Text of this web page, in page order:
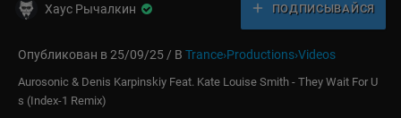
Хаус Рычалкин ПОДПИСЫВАЙСЯ
Опубликован в 25/09/25 / В Trance›Productions›Videos
⁣Aurosonic & Denis Karpinskiy Feat. Kate Louise Smith - They Wait For U
s (Index-1 Remix)